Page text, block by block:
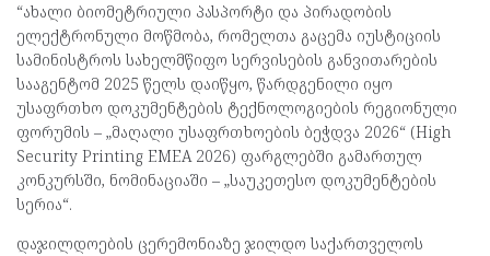
“ახალი ბიომეტრიული პასპორტი და პირადობის
ელექტრონული მოწმობა, რომელთა გაცემა იუსტიციის
სამინისტროს სახელმწიფო სერვისების განვითარების
სააგენტომ 2025 წელს დაიწყო, წარდგენილი იყო
უსაფრთხო დოკუმენტების ტექნოლოგიების რეგიონული
ფორუმის – „მაღალი უსაფრთხოების ბეჭდვა 2026“ (High
Security Printing EMEA 2026) ფარგლებში გამართულ
კონკურსში, ნომინაციაში – „საუკეთესო დოკუმენტების
სერია“.
დაჯილდოების ცერემონიაზე ჯილდო საქართველოს